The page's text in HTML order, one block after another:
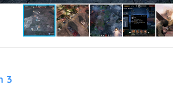
comienzan en una fase de sigilo. Puedes
3